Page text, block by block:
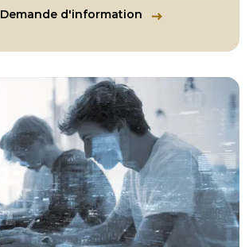
Demande d'information